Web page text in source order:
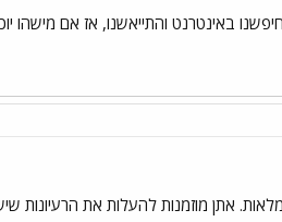
באינטרנט והתייאשנו, אז אם מישהו
אתן מוזמנות להעלות את הרעיונות